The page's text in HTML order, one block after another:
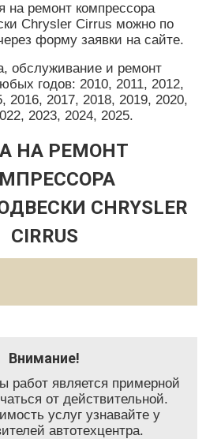
на ремонт компрессора
Chrysler Cirrus можно по
форму заявки на сайте.
обслуживание и ремонт
годов: 2010, 2011, 2012,
2016, 2017, 2018, 2019, 2020,
2023, 2024, 2025.
НА РЕМОНТ
CHRYSLER
CIRRUS
Внимание!
работ является примерной
от действительной.
услуг узнавайте у
автотехцентра.